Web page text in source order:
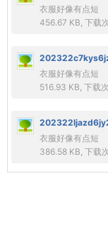
衣服好像有点短
456.67 KB, 下载
衣服好像有点短
516.93 KB, 下载
衣服好像有点短
386.58 KB, 下载